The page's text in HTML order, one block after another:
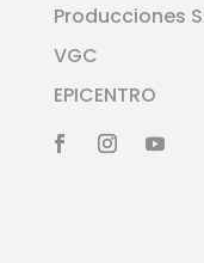
Producciones
VGC
EPICENTRO